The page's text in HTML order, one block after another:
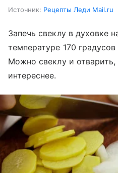
Источник: Рецепты Леди Mail.ru
Запечь свеклу в духовке
температуре 170
Можно свеклу и отварить,
интереснее.